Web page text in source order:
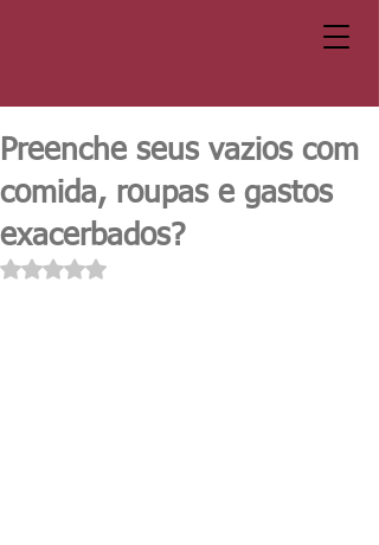
Preenche seus vazios com
comida, roupas e gastos
exacerbados?
Avaliado com NaN de 5 estrelas.